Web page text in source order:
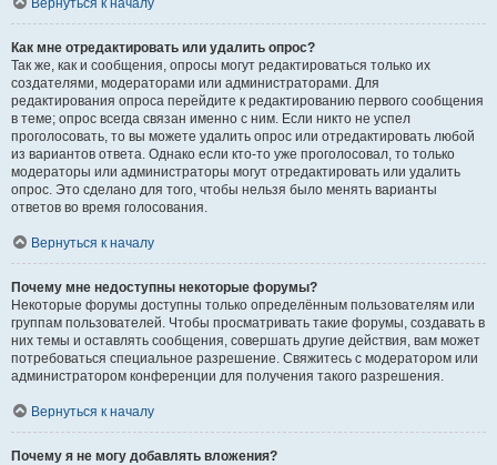
Вернуться к началу
Как мне отредактировать или удалить опрос?
Так же, как и сообщения, опросы могут редактироваться только их
создателями, модераторами или администраторами. Для
редактирования опроса перейдите к редактированию первого сообщения
в теме; опрос всегда связан именно с ним. Если никто не успел
проголосовать, то вы можете удалить опрос или отредактировать любой
из вариантов ответа. Однако если кто-то уже проголосовал, то только
модераторы или администраторы могут отредактировать или удалить
опрос. Это сделано для того, чтобы нельзя было менять варианты
ответов во время голосования.
Вернуться к началу
Почему мне недоступны некоторые форумы?
Некоторые форумы доступны только определённым пользователям или
группам пользователей. Чтобы просматривать такие форумы, создавать в
них темы и оставлять сообщения, совершать другие действия, вам может
потребоваться специальное разрешение. Свяжитесь с модератором или
администратором конференции для получения такого разрешения.
Вернуться к началу
Почему я не могу добавлять вложения?